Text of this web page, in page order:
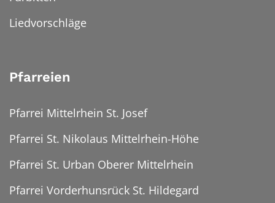
Liedvorschläge
Pfarreien
Pfarrei Mittelrhein St. Josef
Pfarrei St. Nikolaus Mittelrhein-Höhe
Pfarrei St. Urban Oberer Mittelrhein
Pfarrei Vorderhunsrück St. Hildegard